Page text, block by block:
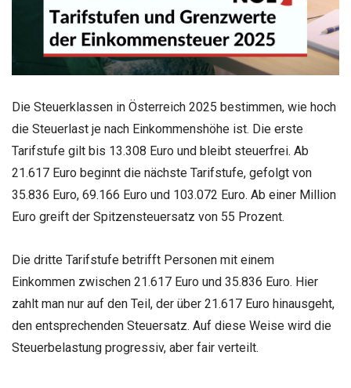
Die Steuerklassen in Österreich 2025 bestimmen, wie hoch
die Steuerlast je nach Einkommenshöhe ist. Die erste
Tarifstufe gilt bis 13.308 Euro und bleibt steuerfrei. Ab
21.617 Euro beginnt die nächste Tarifstufe, gefolgt von
35.836 Euro, 69.166 Euro und 103.072 Euro. Ab einer Million
Euro greift der Spitzensteuersatz von 55 Prozent.
Die dritte Tarifstufe betrifft Personen mit einem
Einkommen zwischen 21.617 Euro und 35.836 Euro. Hier
zahlt man nur auf den Teil, der über 21.617 Euro hinausgeht,
den entsprechenden Steuersatz. Auf diese Weise wird die
Steuerbelastung progressiv, aber fair verteilt.